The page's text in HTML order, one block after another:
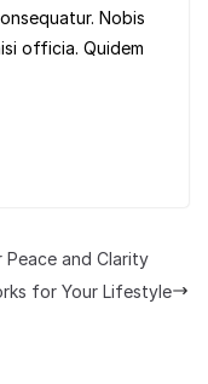
Nobis
officia. Quidem
and Clarity
for Your Lifestyle